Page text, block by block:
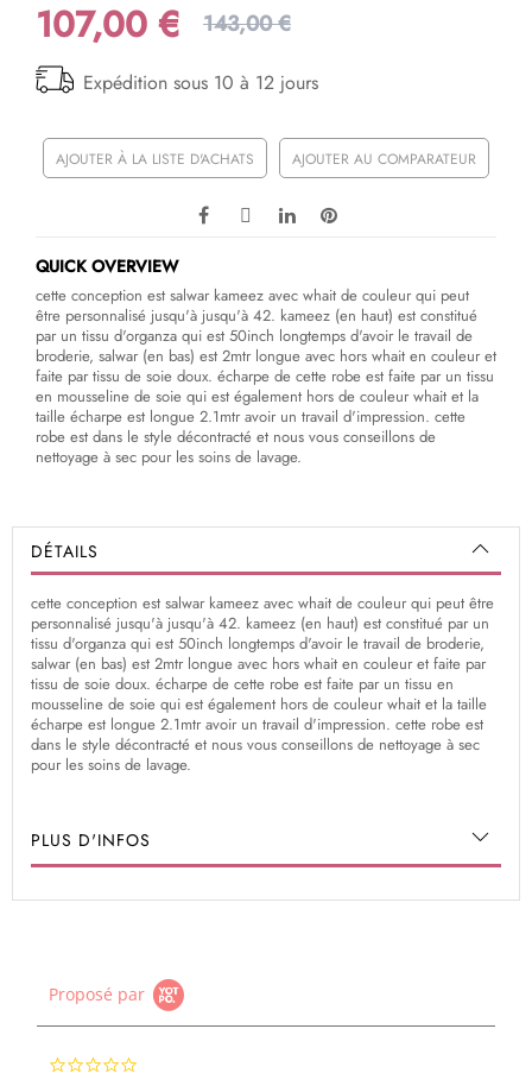
107,00 € 143,00 €
Expédition sous 10 à 12 jours
AJOUTER À LA LISTE D'ACHATS AJOUTER AU COMPARATEUR
QUICK OVERVIEW
cette conception est salwar kameez avec whait de couleur qui peut
être personnalisé jusqu'à jusqu'à 42. kameez (en haut) est constitué
par un tissu d'organza qui est 50inch longtemps d'avoir le travail de
broderie, salwar (en bas) est 2mtr longue avec hors whait en couleur et
faite par tissu de soie doux. écharpe de cette robe est faite par un tissu
en mousseline de soie qui est également hors de couleur whait et la
taille écharpe est longue 2.1mtr avoir un travail d'impression. cette
robe est dans le style décontracté et nous vous conseillons de
nettoyage à sec pour les soins de lavage.
DÉTAILS
cette conception est salwar kameez avec whait de couleur qui peut être
personnalisé jusqu'à jusqu'à 42. kameez (en haut) est constitué par un
tissu d'organza qui est 50inch longtemps d'avoir le travail de broderie,
salwar (en bas) est 2mtr longue avec hors whait en couleur et faite par
tissu de soie doux. écharpe de cette robe est faite par un tissu en
mousseline de soie qui est également hors de couleur whait et la taille
écharpe est longue 2.1mtr avoir un travail d'impression. cette robe est
dans le style décontracté et nous vous conseillons de nettoyage à sec
pour les soins de lavage.
PLUS D'INFOS
Proposé par